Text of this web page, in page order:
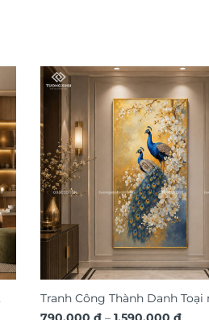
Tranh Công Thành Danh Toại